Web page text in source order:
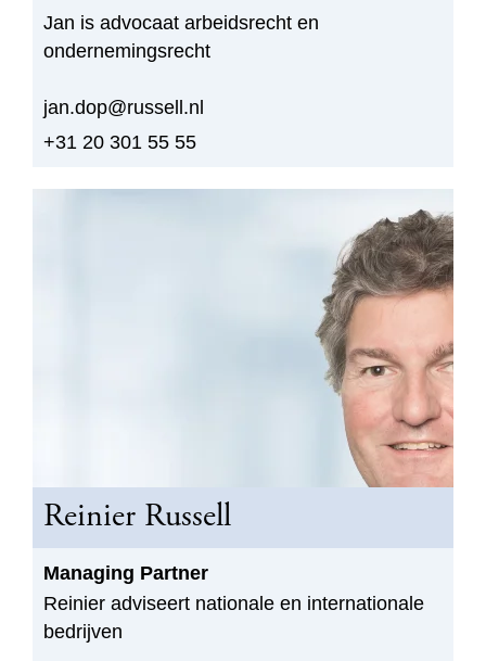
Jan is advocaat arbeidsrecht en
ondernemingsrecht
jan.dop@russell.nl
+31 20 301 55 55
Reinier Russell
Managing Partner
Reinier adviseert nationale en internationale
bedrijven